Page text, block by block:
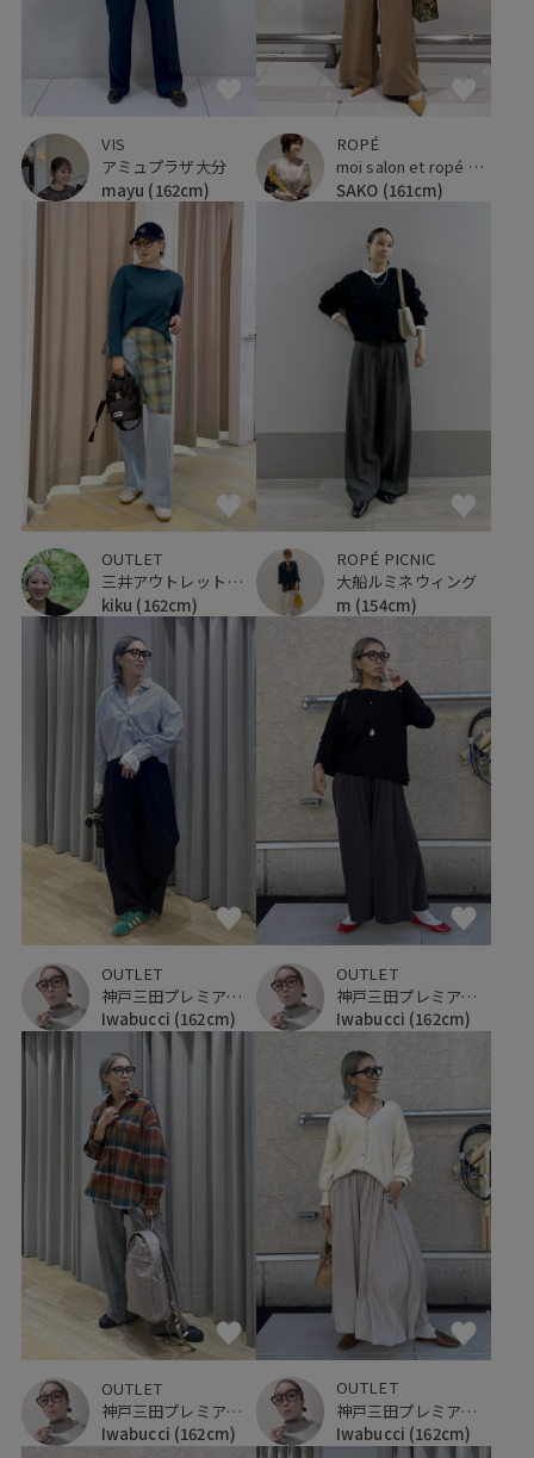
VIS
アミュプラザ大分
mayu (162cm)
ROPÉ
moi salon et ropé 玉川髙島屋
SAKO (161cm)
OUTLET
三井アウトレットパーク 仙台港
kiku (162cm)
ROPÉ PICNIC
大船ルミネウィング
m (154cm)
OUTLET
神戸三田プレミアム・アウトレット
Iwabucci (162cm)
OUTLET
神戸三田プレミアム・アウトレット
Iwabucci (162cm)
OUTLET
神戸三田プレミアム・アウトレット
Iwabucci (162cm)
OUTLET
神戸三田プレミアム・アウトレット
Iwabucci (162cm)